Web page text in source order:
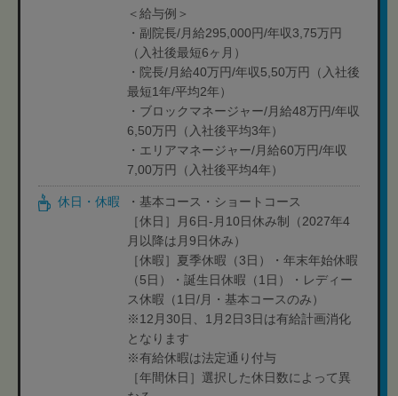
＜給与例＞
・副院長/月給295,000円/年収3,75万円
（入社後最短6ヶ月）
・院長/月給40万円/年収5,50万円（入社後
最短1年/平均2年）
・ブロックマネージャー/月給48万円/年収
6,50万円（入社後平均3年）
・エリアマネージャー/月給60万円/年収
7,00万円（入社後平均4年）
休日・休暇
・基本コース・ショートコース
［休日］月6日-月10日休み制（2027年4
月以降は月9日休み）
［休暇］夏季休暇（3日）・年末年始休暇
（5日）・誕生日休暇（1日）・レディー
ス休暇（1日/月・基本コースのみ）
※12月30日、1月2日3日は有給計画消化
となります
※有給休暇は法定通り付与
［年間休日］選択した休日数によって異